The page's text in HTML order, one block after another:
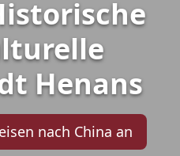
Henans
nach China an